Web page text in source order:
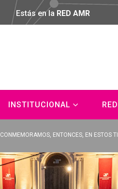
Estás en la RED AMR
INSTITUCIONAL
ENTONCES, EN ESTOS